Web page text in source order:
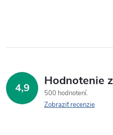
4,9 Hodnotenie
500 hodnotení
Zobraziť recenzie